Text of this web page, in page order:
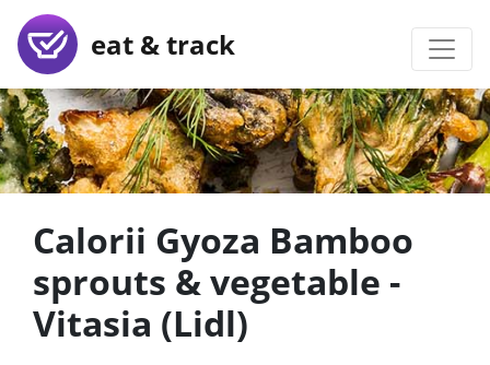
eat & track
Calorii Gyoza Bamboo
sprouts & vegetable -
Vitasia (Lidl)